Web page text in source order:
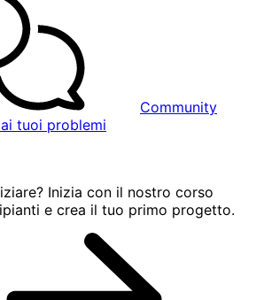
Community
tuoi problemi
Inizia con il nostro corso
e crea il tuo primo progetto.